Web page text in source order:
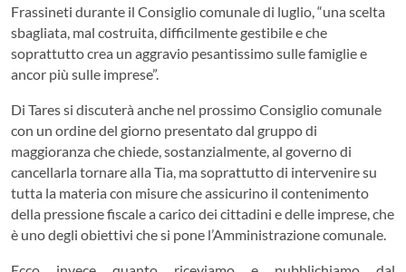
Frassineti durante il Consiglio comunale di luglio, “una scelta
sbagliata, mal costruita, difficilmente gestibile e che
soprattutto crea un aggravio pesantissimo sulle famiglie e
ancor più sulle imprese”.
Di Tares si discuterà anche nel prossimo Consiglio comunale
con un ordine del giorno presentato dal gruppo di
maggioranza che chiede, sostanzialmente, al governo di
cancellarla tornare alla Tia, ma soprattutto di intervenire su
tutta la materia con misure che assicurino il contenimento
della pressione fiscale a carico dei cittadini e delle imprese, che
è uno degli obiettivi che si pone l’Amministrazione comunale.